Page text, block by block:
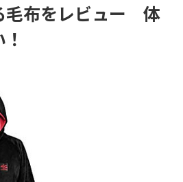
毛布をレビュー 体